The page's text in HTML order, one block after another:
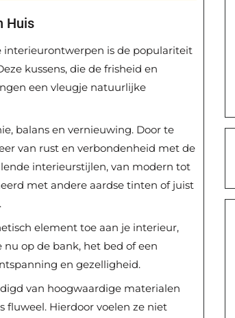
Huis
is de populariteit
kussens, die de frisheid en
een vleugje natuurlijke
balans en vernieuwing. Door te
van rust en verbondenheid met de
interieurstijlen, van modern tot
met andere aardse tinten of juist
element toe aan je interieur,
op de bank, het bed of een
en gezelligheid.
van hoogwaardige materialen
fluweel. Hierdoor voelen ze niet